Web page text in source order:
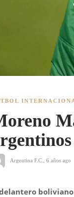
Argentina F.C. 6 años ago
boliviano